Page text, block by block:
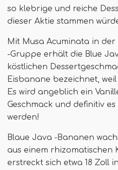
so klebrige und reiche
dieser Aktie stammen
Mit Musa Acuminata in
-Gruppe erhält die Blue
köstlichen
Eisbanane bezeichnet, weil
Es wird angeblich ein
Geschmack und definitiv
werden!
Blaue Java -Bananen
aus einem rhizomatischen
erstreckt sich etwa 18 Zoll